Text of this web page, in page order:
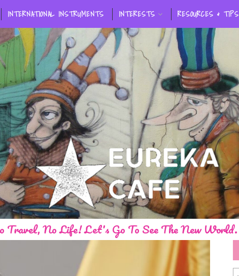
INTERNATIONAL INSTRUMENTS INTERESTS RESOURCES & TIPS
Travel, No Life! Let's Go To See The New World.